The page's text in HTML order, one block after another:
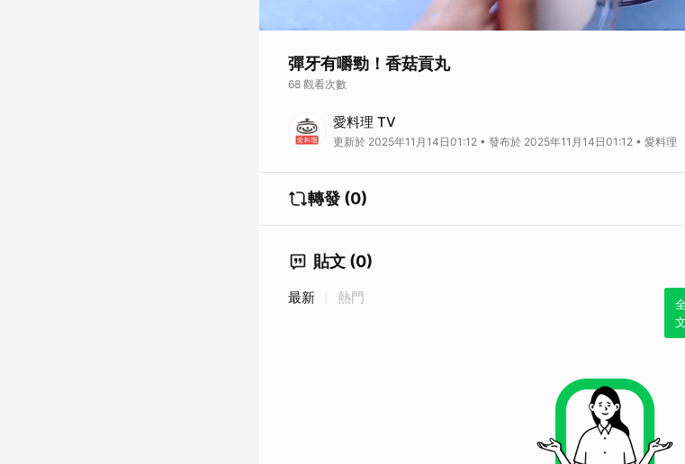
彈牙有嚼勁！香菇貢丸
68 觀看次數
若對該食譜有任何疑問，請到原始文章內頁詢問食譜作者喔！
完整食譜這邊看：彈牙有嚼勁！香菇貢丸
愛料理 TV
更新於 2025年11月14日01:12 • 發布於 2025年11月14日01:12 • 愛料理
轉發 (0)
貼文 (0)
最新 熱門